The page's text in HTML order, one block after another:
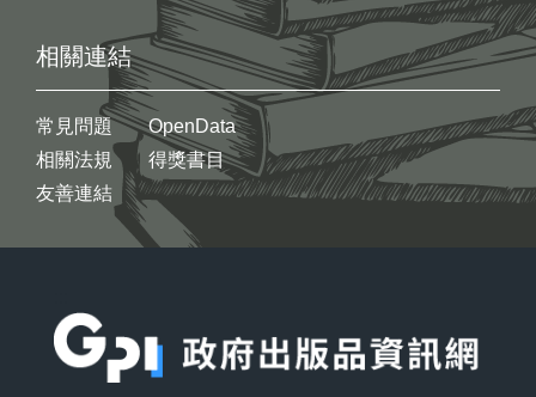
相關連結
常見問題
相關法規
友善連結
OpenData
得獎書目